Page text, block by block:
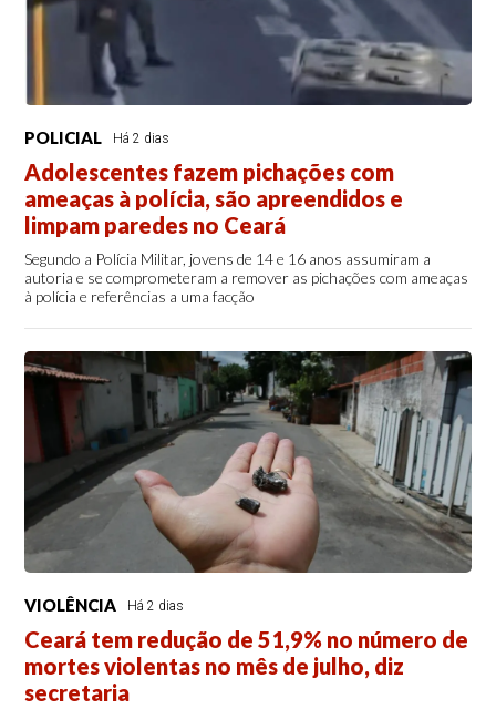
POLICIAL Há 2 dias
Adolescentes fazem pichações com
ameaças à polícia, são apreendidos e
limpam paredes no Ceará
Segundo a Polícia Militar, jovens de 14 e 16 anos assumiram a
autoria e se comprometeram a remover as pichações com ameaças
à polícia e referências a uma facção
VIOLÊNCIA Há 2 dias
Ceará tem redução de 51,9% no número de
mortes violentas no mês de julho, diz
secretaria